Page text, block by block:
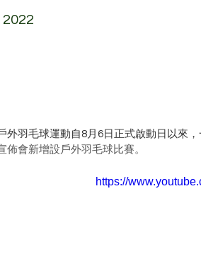
2022
外羽毛球運動自8月6日正式啟動日以來
佈會新增設戶外羽毛球比賽。
https://